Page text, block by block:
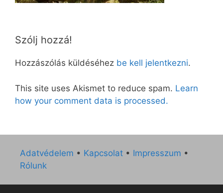
Szólj hozzá!
Hozzászólás küldéséhez be kell jelentkezni.
This site uses Akismet to reduce spam. Learn
how your comment data is processed.
Adatvédelem • Kapcsolat • Impresszum •
Rólunk